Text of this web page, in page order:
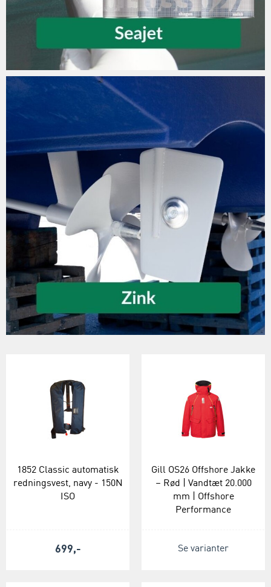
1852 Classic automatisk
redningsvest, navy - 150N
ISO
699,-
Gill OS26 Offshore Jakke
– Rød | Vandtæt 20.000
mm | Offshore
Performance
Se varianter